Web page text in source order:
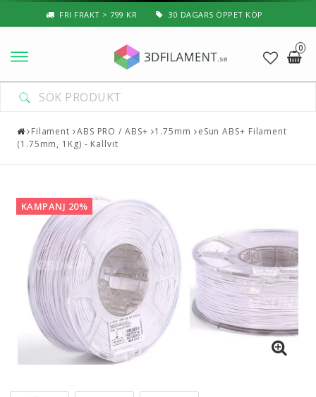
FRI FRAKT > 799 KR 30 DAGARS ÖPPET KÖP
0
Nyheter & Populärt
Filament
3D-Skrivare — Tillbehör
3D-Skrivare — Delar
Resin
3D-Pennor & Tillbehör
Filament ABS PRO / ABS+ 1.75mm
eSun ABS+ Filament
(1.75mm, 1Kg) - Kallvit
KAMPANJ 20%